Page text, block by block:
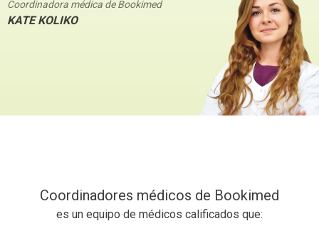
Coordinadora médica de Bookimed
KATE KOLIKO
Coordinadores médicos de Bookimed
es un equipo de médicos calificados que: